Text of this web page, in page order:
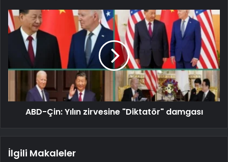
ABD-Çin: Yılın zirvesine "Diktatör" damgası
İlgili Makaleler